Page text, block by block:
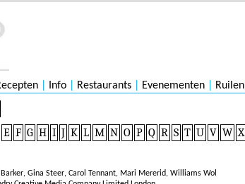
Info Restaurants Evenementen Ruilen
E F G H I J K L M N O P Q R S T U V W X
, Gina Steer, Carol Tennant, Mari Mererid, Williams Wol